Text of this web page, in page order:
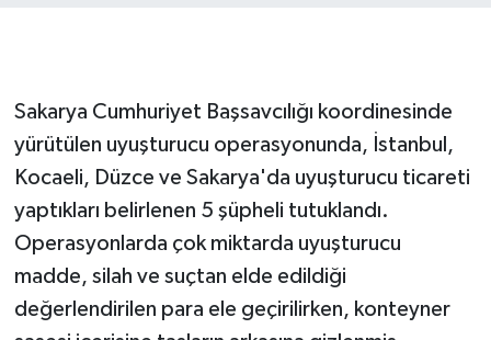
Sakarya Cumhuriyet Başsavcılığı koordinesinde
yürütülen uyuşturucu operasyonunda, İstanbul,
Kocaeli, Düzce ve Sakarya'da uyuşturucu ticareti
yaptıkları belirlenen 5 şüpheli tutuklandı.
Operasyonlarda çok miktarda uyuşturucu
madde, silah ve suçtan elde edildiği
değerlendirilen para ele geçirilirken, konteyner
Güvenlik
HABERDE İNSAN
İş Dünyası